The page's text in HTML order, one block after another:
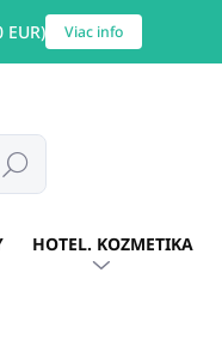
Viac info
Hľadať
HOTEL. KOZMETIKA